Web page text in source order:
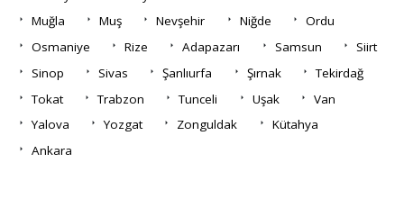
Muğla
Muş Nevşehir Niğde
Ordu
Osmaniye
Rize Adapazarı Samsun
Siirt
Sinop
Sivas Şanlıurfa Şırnak
Tekirdağ
Tokat
Trabzon Tunceli Uşak
Van
Yalova
Yozgat Zonguldak
Kütahya
Ankara